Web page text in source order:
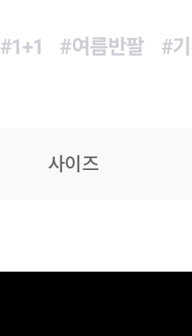
#1+1 #여름반팔 #
사이즈